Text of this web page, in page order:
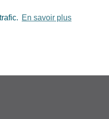
En savoir plus